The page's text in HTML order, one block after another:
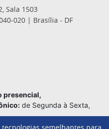
Sala 1503
020 | Brasília - DF
presencial,
de Segunda à Sexta,